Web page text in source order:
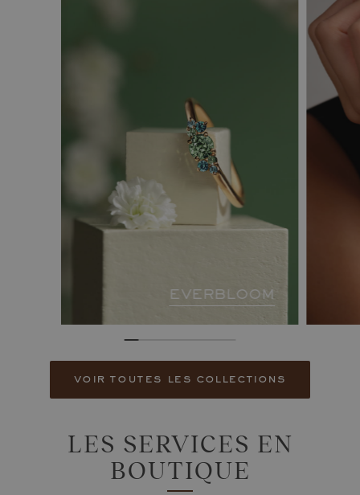
EVERBLOOM
voir toutes les collections
LES SERVICES EN
BOUTIQUE